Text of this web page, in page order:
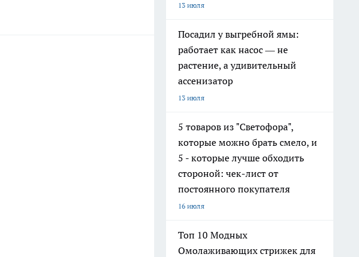
13 июля
Посадил у выгребной ямы:
работает как насос — не
растение, а удивительный
ассенизатор
13 июля
5 товаров из "Светофора",
которые можно брать смело, и
5 - которые лучше обходить
стороной: чек-лист от
постоянного покупателя
16 июля
Топ 10 Модных
Омолаживающих стрижек для